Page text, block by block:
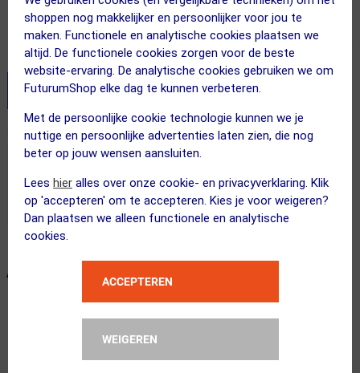
shoppen nog makkelijker en persoonlijker voor jou te
maken. Functionele en analytische cookies plaatsen we
altijd. De functionele cookies zorgen voor de beste
website-ervaring. De analytische cookies gebruiken we om
FuturumShop elke dag te kunnen verbeteren.
Met de persoonlijke cookie technologie kunnen we je
nuttige en persoonlijke advertenties laten zien, die nog
beter op jouw wensen aansluiten.
Lees hier alles over onze cookie- en privacyverklaring. Klik
op 'accepteren' om te accepteren. Kies je voor weigeren?
Dan plaatsen we alleen functionele en analytische
cookies.
ACCEPTEREN
WEIGEREN
34.95 25.95
Stel je productvragen aan onze AI assistent
Dit product in andere versie
ALTERNATIEVE PRODUCTEN